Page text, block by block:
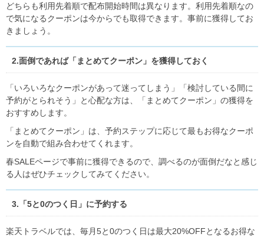
どちらも利用先着順で配布開始時間は異なります。利用先着順なの
で気になるクーポンは今からでも取得できます。事前に獲得してお
きましょう。
2.面倒であれば「まとめてクーポン」を獲得しておく
「いろいろなクーポンがあって迷ってしまう」「検討している間に
予約がとられそう」と心配な方は、「まとめてクーポン」の獲得を
おすすめします。
「まとめてクーポン」は、予約ステップに応じて最もお得なクーポ
ンを自動で組み合わせてくれます。
春SALEページで事前に獲得できるので、調べるのが面倒だなと感じ
る人はぜひチェックしてみてください。
3.「5と0のつく日」に予約する
楽天トラベルでは、毎月5と0のつく日は最大20%OFFとなるお得な